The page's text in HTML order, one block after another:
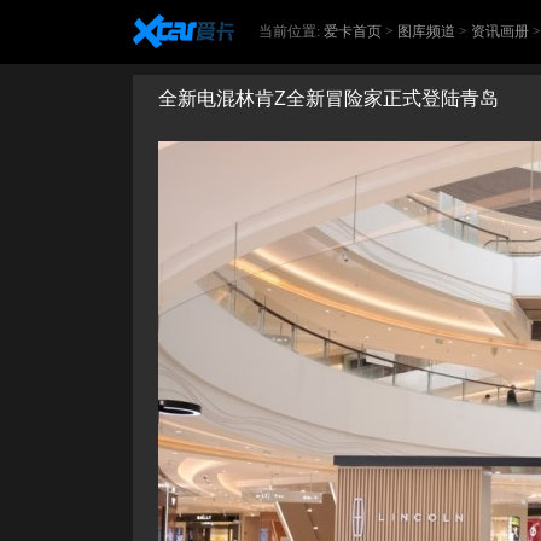
当前位置: 爱卡首页 > 图库频道 > 资讯画册
全新电混林肯Z全新冒险家正式登陆青岛